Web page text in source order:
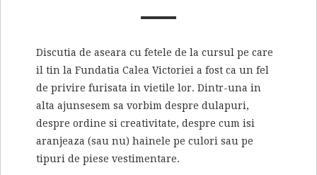
Discutia de aseara cu fetele de la cursul pe care
il tin la Fundatia Calea Victoriei a fost ca un fel
de privire furisata in vietile lor. Dintr-una in
alta ajunsesem sa vorbim despre dulapuri,
despre ordine si creativitate, despre cum isi
aranjeaza (sau nu) hainele pe culori sau pe
tipuri de piese vestimentare.